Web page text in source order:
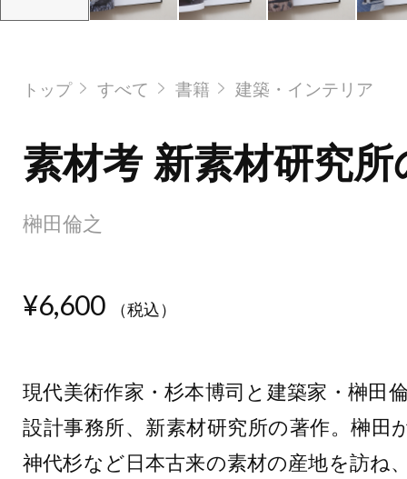
トップ すべて 書籍 建築・インテリア
素材考 新素材研究
榊田倫之
¥6,600 （税込）
現代美術作家・杉本博司と建築家・榊田
設計事務所、新素材研究所の著作。榊田
神代杉など日本古来の素材の産地を訪ね